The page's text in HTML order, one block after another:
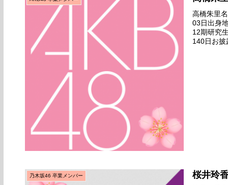
高橋朱里
03日出身
12期研究
140日お
乃木坂46 卒業メンバー 桜井玲